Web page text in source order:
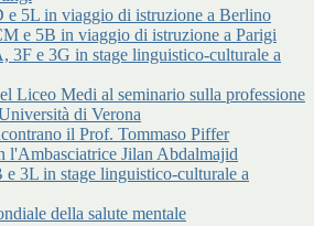
e 5L in viaggio di istruzione a Berlino
e 5B in viaggio di istruzione a Parigi
3F e 3G in stage linguistico-culturale a
Liceo Medi al seminario sulla professione
di Verona
il Prof. Tommaso Piffer
l'Ambasciatrice Jilan Abdalmajid
e 3L in stage linguistico-culturale a
della salute mentale